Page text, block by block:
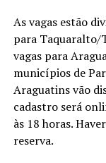
As vagas estão
para Taquaralto/
vagas para
municípios de
Araguatins vão
cadastro será
às 18 horas.
reserva.